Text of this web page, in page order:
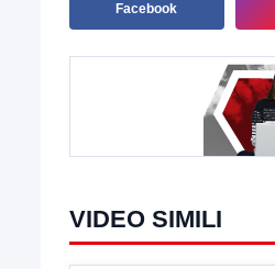
Facebook
VIDEO SIMILI